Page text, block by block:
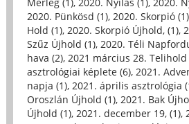
2020. Pünkösd (1), 2020. Skorpió (1)
Hold (1), 2020. Skorpió Újhold, (1),
Szűz Újhold (1), 2020. Téli
hava (2), 2021 március 28. Telihold
asztrológiai képlete (6), 2021.
napja (1), 2021. április asztrológia
Oroszlán Újhold (1), 2021. Bak
Újhold (1), 2021. december 19, (1),